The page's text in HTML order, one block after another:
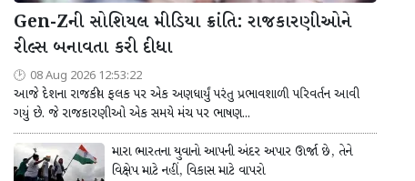
Gen-Zની સોશિયલ મીડિયા ક્રાંતિ: રાજકારણીઓને
રીલ્સ બનાવતા કરી દીધા
08 Aug 2026 12:53:22
આજે દેશના રાજકીય ફલક પર એક અણધાર્યું પરંતુ પ્રભાવશાળી પરિવર્તન આવી
ગયું છે. જે રાજકારણીઓ એક સમયે મંચ પર ભાષણ...
મારા ભારતના યુવાનો આપની અંદર અપાર ઊર્જા છે, તેને
વિક્ષેપ માટે નહીં, વિકાસ માટે વાપરો